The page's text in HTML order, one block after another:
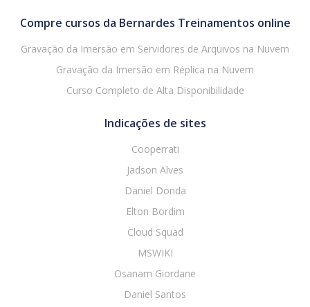
Compre cursos da Bernardes Treinamentos online
Gravação da Imersão em Servidores de Arquivos na Nuvem
Gravação da Imersão em Réplica na Nuvem
Curso Completo de Alta Disponibilidade
Indicações de sites
Cooperrati
Jadson Alves
Daniel Donda
Elton Bordim
Cloud Squad
MSWIKI
Osanam Giordane
Daniel Santos